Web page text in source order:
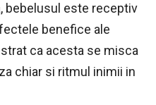
bebelusul este receptiv
benefice ale
ca acesta se misca
chiar si ritmul inimii in